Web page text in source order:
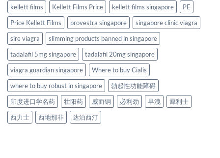
kellett films
Kellett Films Price kellett films singapore
PE
Price Kellett Films
provestra singapore
singapore clinic viagra
sire viagra
slimming products banned in singapore
tadalafil 5mg singapore
tadalafil 20mg singapore
viagra guardian singapore
Where to buy Cialis
where to buy robust in singapore
勃起性功能障碍
印度进口学名药
壮阳药 威而钢 必利劲 早洩
犀利士
西力士
西地那非 达泊西汀